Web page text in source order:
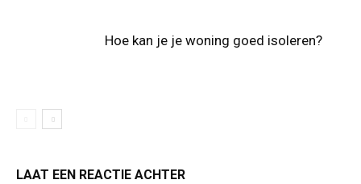
Hoe kan je je woning goed isoleren?
LAAT EEN REACTIE ACHTER